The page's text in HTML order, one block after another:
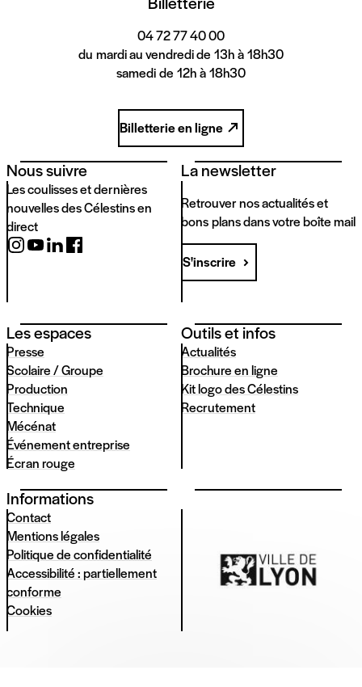
04 72 77 40 00
du mardi au vendredi de 13h à 18h30
samedi de 12h à 18h30
Billetterie en ligne
Nous suivre
Les coulisses et dernières
nouvelles des Célestins en
direct
La newsletter
Retrouver nos actualités et
bons plans dans votre boîte mail
S'inscrire
Les espaces
Presse
Scolaire / Groupe
Production
Technique
Mécénat
Événement entreprise
Écran rouge
Outils et infos
Actualités
Brochure en ligne
Kit logo des Célestins
Recrutement
Informations
Contact
Mentions légales
Politique de confidentialité
Accessibilité : partiellement
conforme
Cookies